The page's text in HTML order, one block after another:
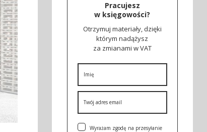
Pracujesz
w księgowości?
Otrzymuj materiały, dzięki
którym nadążysz
za zmianami w VAT
Wyrażam zgodę na przesyłanie